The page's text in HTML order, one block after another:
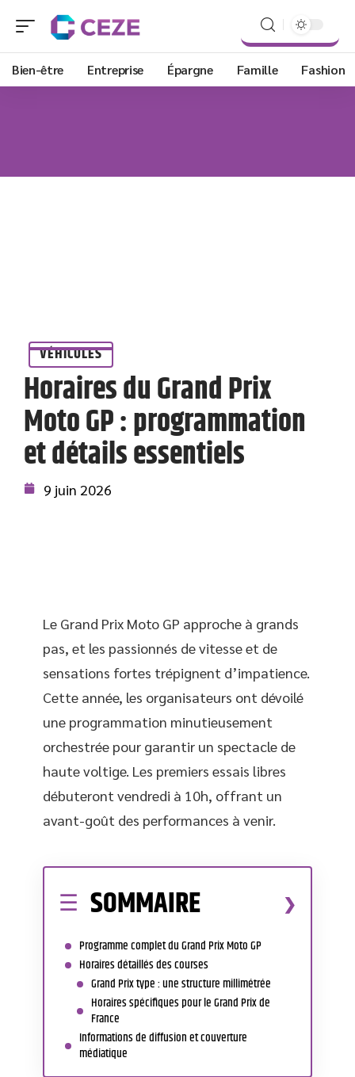
Bien-être Entreprise Épargne Famille Fashion
VÉHICULES
Horaires du Grand Prix
Moto GP : programmation
et détails essentiels
9 juin 2026
Le Grand Prix Moto GP approche à grands
pas, et les passionnés de vitesse et de
sensations fortes trépignent d’impatience.
Cette année, les organisateurs ont dévoilé
une programmation minutieusement
orchestrée pour garantir un spectacle de
haute voltige. Les premiers essais libres
débuteront vendredi à 10h, offrant un
avant-goût des performances à venir.
SOMMAIRE
Programme complet du Grand Prix Moto GP
Horaires détaillés des courses
Grand Prix type : une structure millimétrée
Horaires spécifiques pour le Grand Prix de
France
Informations de diffusion et couverture
médiatique